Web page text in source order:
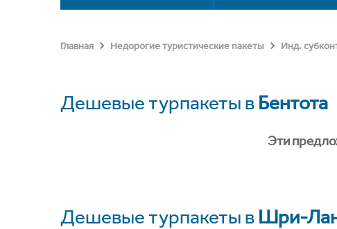
Главная Недорогие туристические пакеты Инд.
Дешевые турпакеты в Бентота
Эти
Дешевые турпакеты в Шри-